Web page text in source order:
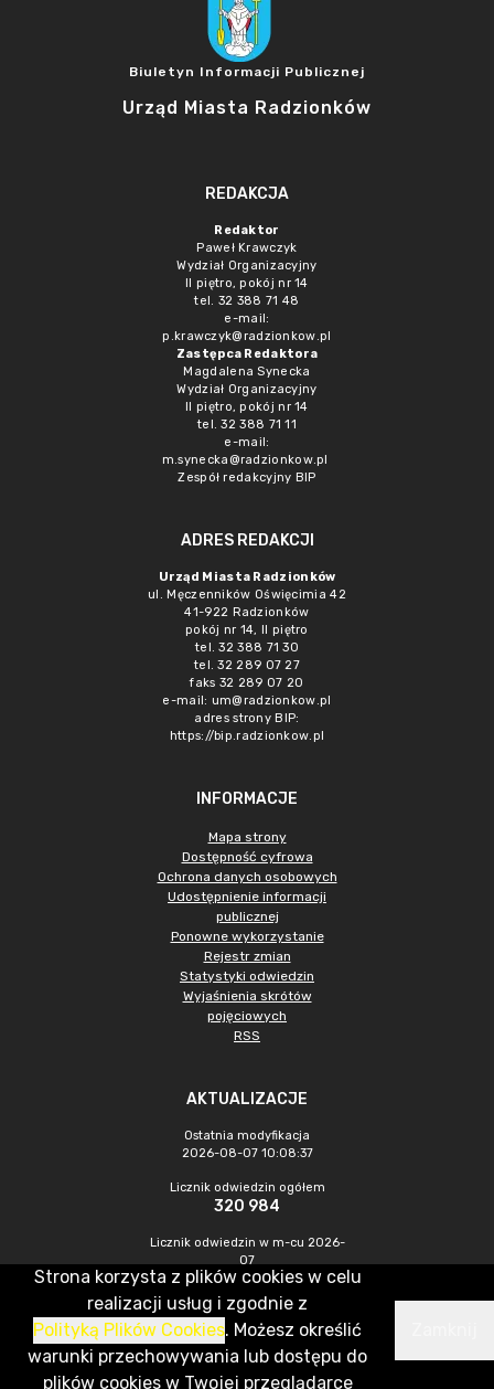
Biuletyn Informacji Publicznej
Urząd Miasta Radzionków
REDAKCJA
Redaktor
Paweł Krawczyk
Wydział Organizacyjny
II piętro, pokój nr 14
tel. 32 388 71 48
e-mail:
p.krawczyk@radzionkow.pl
Zastępca Redaktora
Magdalena Synecka
Wydział Organizacyjny
II piętro, pokój nr 14
tel. 32 388 71 11
e-mail:
m.synecka@radzionkow.pl
Zespół redakcyjny BIP
ADRES REDAKCJI
Urząd Miasta Radzionków
ul. Męczenników Oświęcimia 42
41-922 Radzionków
pokój nr 14, II piętro
tel. 32 388 71 30
tel. 32 289 07 27
faks 32 289 07 20
e-mail: um@radzionkow.pl
adres strony BIP:
https://bip.radzionkow.pl
INFORMACJE
Mapa strony
Dostępność cyfrowa
Ochrona danych osobowych
Udostępnienie informacji
publicznej
Ponowne wykorzystanie
Rejestr zmian
Statystyki odwiedzin
Wyjaśnienia skrótów
pojęciowych
RSS
AKTUALIZACJE
Ostatnia modyfikacja
2026-08-07 10:08:37
Licznik odwiedzin ogółem
320 984
Licznik odwiedzin w m-cu 2026-
07
1 043
CMS & Hosting: Nefeni Sp. z o.o.
Strona korzysta z plików cookies w celu
realizacji usług i zgodnie z
Polityką Plików Cookies. Możesz określić
warunki przechowywania lub dostępu do
plików cookies w Twojej przeglądarce